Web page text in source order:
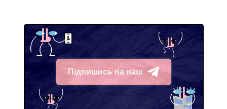
Підпишись на наш
Telegram